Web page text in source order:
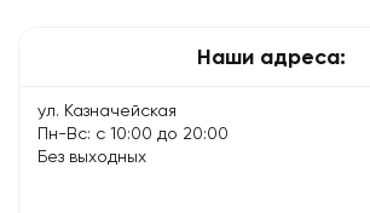
Наши адреса:
ул. Казначейская
Пн-Вс: с 10:00 до 20:00
Без выходных